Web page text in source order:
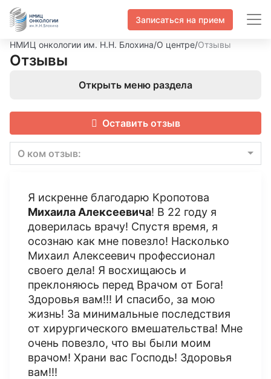
Записаться на прием
НМИЦ онкологии им. Н.Н. Блохина/О центре/Отзывы
Отзывы
Открыть меню раздела
Оставить отзыв
О ком отзыв:
Я искренне благодарю Кропотова
Михаила Алексеевича! В 22 году я
доверилась врачу! Спустя время, я
осознаю как мне повезло! Насколько
Михаил Алексеевич профессионал
своего дела! Я восхищаюсь и
преклоняюсь перед Врачом от Бога!
Здоровья вам!!! И спасибо, за мою
жизнь! За минимальные последствия
от хирургического вмешательства! Мне
очень повезло, что вы были моим
врачом! Храни вас Господь! Здоровья
вам!!!